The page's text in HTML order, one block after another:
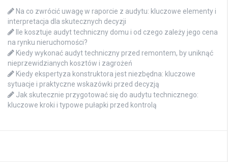
Na co zwrócić uwagę w raporcie z audytu: kluczowe elementy i
interpretacja dla skutecznych decyzji
Ile kosztuje audyt techniczny domu i od czego zależy jego cena
na rynku nieruchomości?
Kiedy wykonać audyt techniczny przed remontem, by uniknąć
nieprzewidzianych kosztów i zagrożeń
Kiedy ekspertyza konstruktora jest niezbędna: kluczowe
sytuacje i praktyczne wskazówki przed decyzją
Jak skutecznie przygotować się do audytu technicznego:
kluczowe kroki i typowe pułapki przed kontrolą